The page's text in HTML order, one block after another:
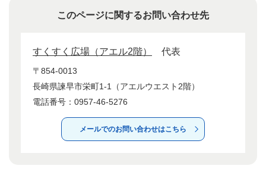
このページに関するお問い合わせ先
すくすく広場（アエル2階） 代表
〒854-0013
長崎県諫早市栄町1-1（アエルウエスト2階）
電話番号：0957-46-5276
メールでのお問い合わせはこちら